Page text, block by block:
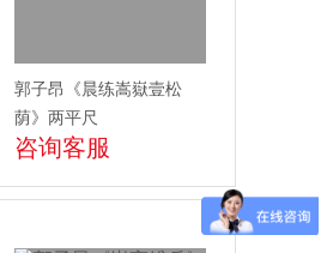
郭子昂《晨练嵩嶽壹松
荫》两平尺
咨询客服